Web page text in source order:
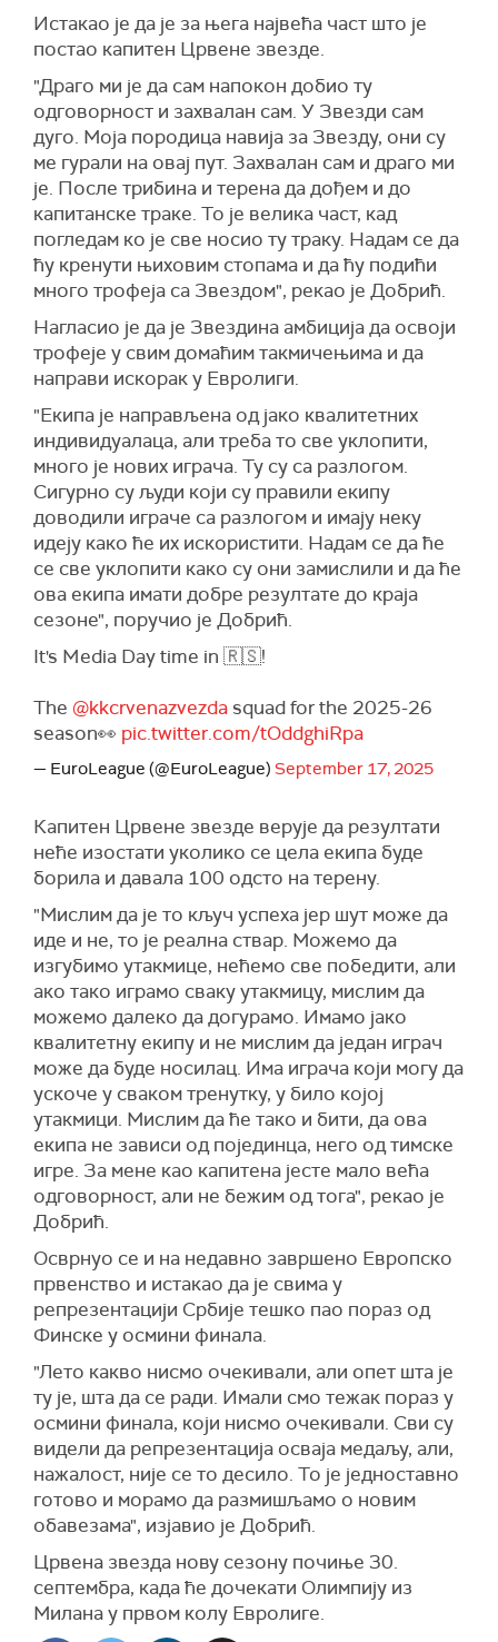
Истакао је да је за њега највећа част што је
постао капитен Црвене звезде.
"Драго ми је да сам напокон добио ту
одговорност и захвалан сам. У Звезди сам
дуго. Моја породица навија за Звезду, они су
ме гурали на овај пут. Захвалан сам и драго ми
је. После трибина и терена да дођем и до
капитанске траке. То је велика част, кад
погледам ко је све носио ту траку. Надам се да
ћу кренути њиховим стопама и да ћу подићи
много трофеја са Звездом", рекао је Добрић.
Нагласио је да је Звездина амбиција да освоји
трофеје у свим домаћим такмичењима и да
направи искорак у Евролиги.
"Екипа је направљена од јако квалитетних
индивидуалаца, али треба то све уклопити,
много је нових играча. Ту су са разлогом.
Сигурно су људи који су правили екипу
доводили играче са разлогом и имају неку
идеју како ће их искористити. Надам се да ће
се све уклопити како су они замислили и да ће
ова екипа имати добре резултате до краја
сезоне", поручио је Добрић.
It's Media Day time in 🇷🇸!
The @kkcrvenazvezda squad for the 2025-26
season👀 pic.twitter.com/tOddghiRpa
— EuroLeague (@EuroLeague) September 17, 2025
Капитен Црвене звезде верује да резултати
неће изостати уколико се цела екипа буде
борила и давала 100 одсто на терену.
"Мислим да је то кључ успеха јер шут може да
иде и не, то је реална ствар. Можемо да
изгубимо утакмице, нећемо све победити, али
ако тако играмо сваку утакмицу, мислим да
можемо далеко да догурамо. Имамо јако
квалитетну екипу и не мислим да један играч
може да буде носилац. Има играча који могу да
ускоче у сваком тренутку, у било којој
утакмици. Мислим да ће тако и бити, да ова
екипа не зависи од појединца, него од тимске
игре. За мене као капитена јесте мало већа
одговорност, али не бежим од тога", рекао је
Добрић.
Осврнуо се и на недавно завршено Европско
првенство и истакао да је свима у
репрезентацији Србије тешко пао пораз од
Финске у осмини финала.
"Лето какво нисмо очекивали, али опет шта је
ту је, шта да се ради. Имали смо тежак пораз у
осмини финала, који нисмо очекивали. Сви су
видели да репрезентација осваја медаљу, али,
нажалост, није се то десило. То је једноставно
готово и морамо да размишљамо о новим
обавезама", изјавио је Добрић.
Црвена звезда нову сезону почиње 30.
септембра, када ће дочекати Олимпију из
Милана у првом колу Евролиге.